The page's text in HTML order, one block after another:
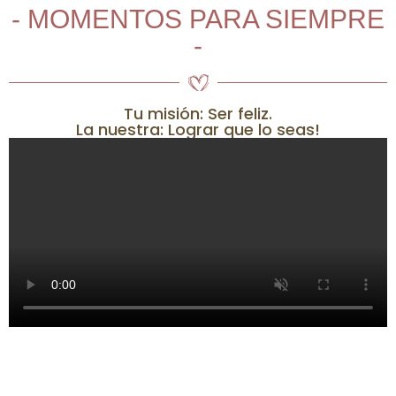
- MOMENTOS PARA SIEMPRE
-
Tu misión: Ser feliz.
La nuestra: Lograr que lo seas!